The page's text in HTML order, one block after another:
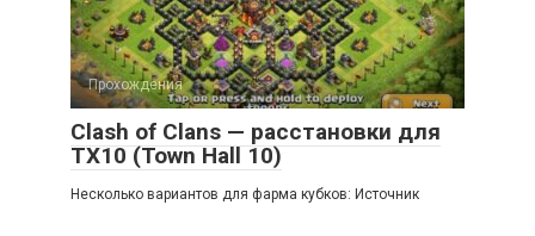
Прохождения
Clash of Clans — расстановки для
ТХ10 (Town Hall 10)
Несколько вариантов для фарма кубков: Источник